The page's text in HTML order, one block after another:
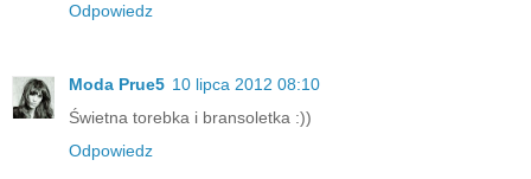
Odpowiedz
Moda Prue5 10 lipca 2012 08:10
Świetna torebka i bransoletka :))
Odpowiedz